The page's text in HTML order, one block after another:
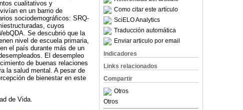
Como citar este artículo
SciELO Analytics
Traducción automática
Enviar articulo por email
Indicadores
Links relacionados
Compartir
Otros
Otros
cualitativos y
en un barrio de
sociodemográficos: SRQ-
cuyos
Se descubrió que la
nivel de escuela primaria,
el país durante más de un
El desempleo
de buenas relaciones
la salud mental. A pesar de
de bienestar en este
de Vida.